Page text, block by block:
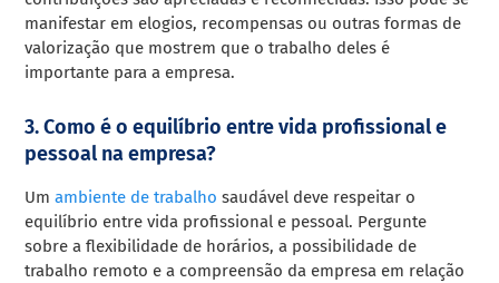
manifestar em elogios, recompensas ou outras formas de
valorização que mostrem que o trabalho deles é
importante para a empresa.
3. Como é o equilíbrio entre vida profissional e
pessoal na empresa?
Um ambiente de trabalho saudável deve respeitar o
equilíbrio entre vida profissional e pessoal. Pergunte
sobre a flexibilidade de horários, a possibilidade de
trabalho remoto e a compreensão da empresa em relação